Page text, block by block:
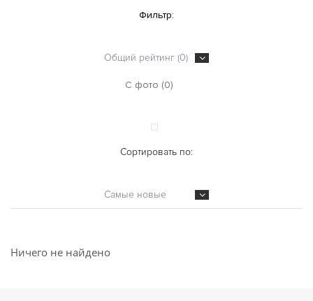
Фильтр:
Общий рейтинг (0)
С фото (0)
Сортировать по:
Самые новые
Ничего не найдено